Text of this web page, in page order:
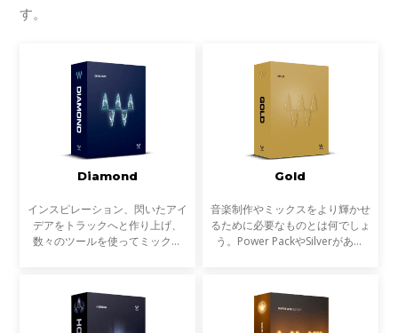
す。
Diamond
インスピレーション、閃いたアイ
デアをトラックへと作り上げ、
数々のツールを使ってミックス
Platinumバンドルのプラグインを
すべて収録し、さらに原石と
Gold
音楽制作やミックスをより輝かせ
るために必要なものとは何でしょ
う。Power PackやSilverがあれ
ックの個性を引き出し、より有機
的にバランスよく文字通